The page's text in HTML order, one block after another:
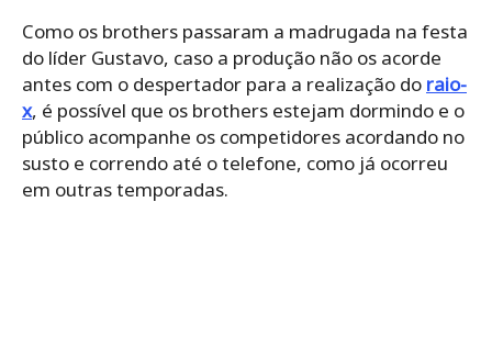
Como os brothers passaram a madrugada na festa
do líder Gustavo, caso a produção não os acorde
antes com o despertador para a realização do raio-
x, é possível que os brothers estejam dormindo e o
público acompanhe os competidores acordando no
susto e correndo até o telefone, como já ocorreu
em outras temporadas.